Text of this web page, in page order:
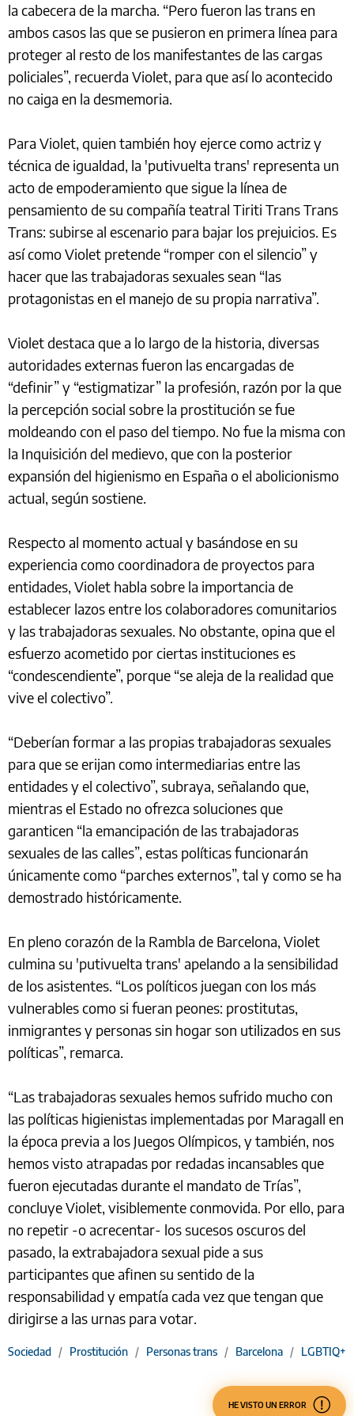
la cabecera de la marcha. “Pero fueron las trans en
ambos casos las que se pusieron en primera línea para
proteger al resto de los manifestantes de las cargas
policiales”, recuerda Violet, para que así lo acontecido
no caiga en la desmemoria.
Para Violet, quien también hoy ejerce como actriz y
técnica de igualdad, la 'putivuelta trans' representa un
acto de empoderamiento que sigue la línea de
pensamiento de su compañía teatral Tiriti Trans Trans
Trans: subirse al escenario para bajar los prejuicios. Es
así como Violet pretende “romper con el silencio” y
hacer que las trabajadoras sexuales sean “las
protagonistas en el manejo de su propia narrativa”.
Violet destaca que a lo largo de la historia, diversas
autoridades externas fueron las encargadas de
“definir” y “estigmatizar” la profesión, razón por la que
la percepción social sobre la prostitución se fue
moldeando con el paso del tiempo. No fue la misma con
la Inquisición del medievo, que con la posterior
expansión del higienismo en España o el abolicionismo
actual, según sostiene.
Respecto al momento actual y basándose en su
experiencia como coordinadora de proyectos para
entidades, Violet habla sobre la importancia de
establecer lazos entre los colaboradores comunitarios
y las trabajadoras sexuales. No obstante, opina que el
esfuerzo acometido por ciertas instituciones es
“condescendiente”, porque “se aleja de la realidad que
vive el colectivo”.
“Deberían formar a las propias trabajadoras sexuales
para que se erijan como intermediarias entre las
entidades y el colectivo”, subraya, señalando que,
mientras el Estado no ofrezca soluciones que
garanticen “la emancipación de las trabajadoras
sexuales de las calles”, estas políticas funcionarán
únicamente como “parches externos”, tal y como se ha
demostrado históricamente.
En pleno corazón de la Rambla de Barcelona, Violet
culmina su 'putivuelta trans' apelando a la sensibilidad
de los asistentes. “Los políticos juegan con los más
vulnerables como si fueran peones: prostitutas,
inmigrantes y personas sin hogar son utilizados en sus
políticas”, remarca.
“Las trabajadoras sexuales hemos sufrido mucho con
las políticas higienistas implementadas por Maragall en
la época previa a los Juegos Olímpicos, y también, nos
hemos visto atrapadas por redadas incansables que
fueron ejecutadas durante el mandato de Trías”,
concluye Violet, visiblemente conmovida. Por ello, para
no repetir -o acrecentar- los sucesos oscuros del
pasado, la extrabajadora sexual pide a sus
participantes que afinen su sentido de la
responsabilidad y empatía cada vez que tengan que
dirigirse a las urnas para votar.
Sociedad / Prostitución / Personas trans / Barcelona / LGBTIQ+
HE VISTO UN ERROR